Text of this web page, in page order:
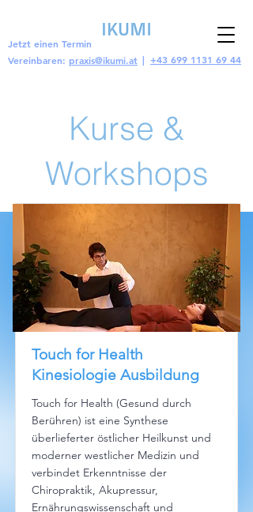
| +43 699 1131 69 44
Jetzt einen Termin
Vereinbaren: praxis@ikumi.at
Kurse &
Workshops
Touch for Health
Kinesiologie Ausbildung
Touch for Health (Gesund durch
Berühren) ist eine Synthese
überlieferter östlicher Heilkunst und
moderner westlicher Medizin und
verbindet Erkenntnisse der
Chiropraktik, Akupressur,
Ernährungswissenschaft und